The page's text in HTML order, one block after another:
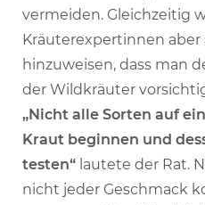
vermeiden. Gleichzeitig
Kräuterexpertinnen
hinzuweisen, dass man
der Wildkräuter
„Nicht alle Sorten auf
Kraut beginnen und
testen“ lautete der Rat.
nicht jeder Geschmack